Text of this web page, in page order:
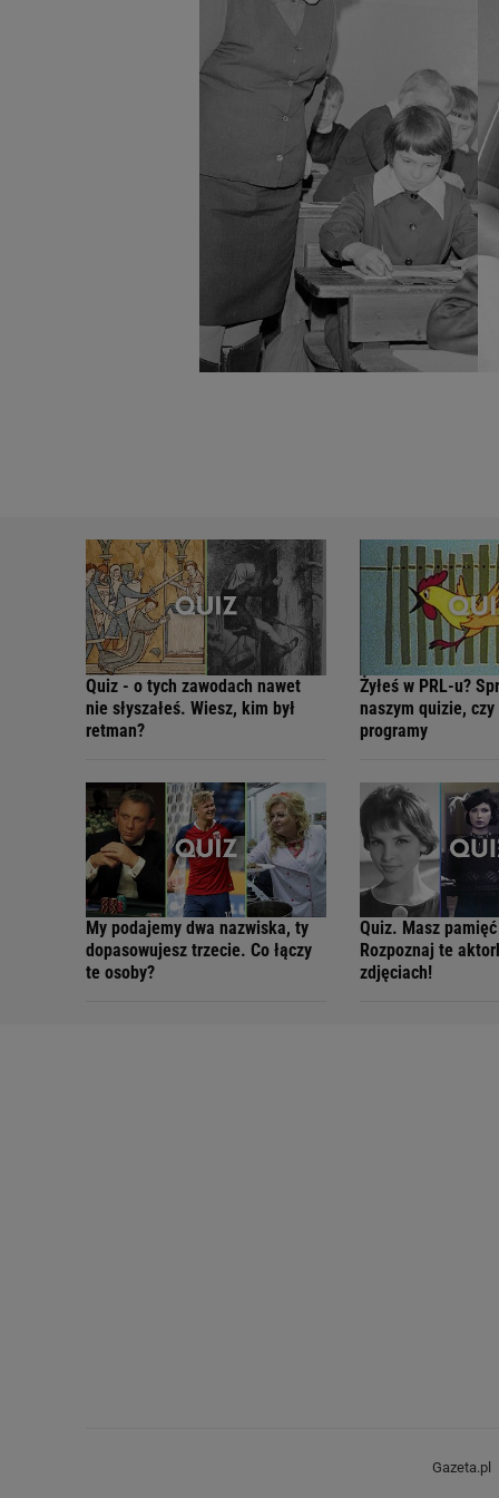
Quiz - o tych zawodach nawet
nie słyszałeś. Wiesz, kim był
retman?
Żyłeś w PRL-u?
naszym quizie,
programy
My podajemy dwa nazwiska, ty
dopasowujesz trzecie. Co łączy
te osoby?
Quiz. Masz
Rozpoznaj te
zdjęciach!
Gazeta.pl
badnie odbiorców i